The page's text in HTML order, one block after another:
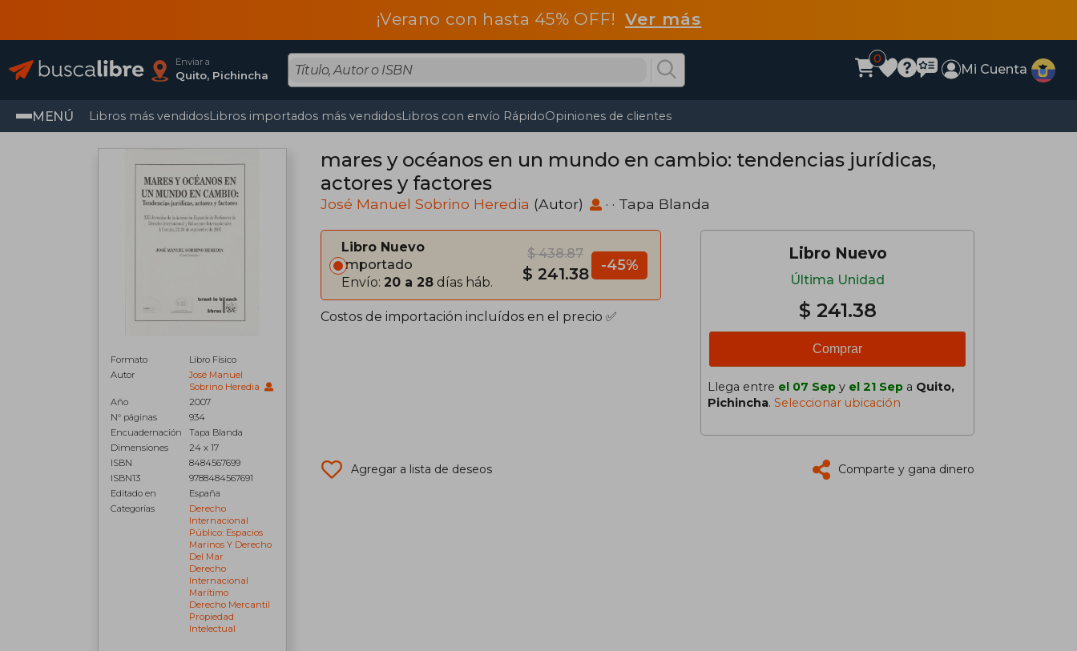
¡Verano con hasta 45% OFF!Ver más
Enviar a
Quito, Pichincha
0
Mi Cuenta
MENÚ Libros más vendidosLibros importados más vendidosLibros con envío RápidoOpiniones de clientes
Formato
Libro Físico
Autor
José Manuel
Sobrino Heredia
Año
2007
N° páginas
934
Encuadernación
Tapa Blanda
Dimensiones
24 x 17
ISBN
8484567699
ISBN13
9788484567691
Editado en
España
Categorías
Derecho
Internacional
Público: Espacios
Marinos Y Derecho
Del Mar
Derecho
Internacional
Marítimo
Derecho Mercantil
Propiedad
Intelectual
mares y océanos en un mundo en cambio: tendencias jurídicas,
actores y factores
José Manuel Sobrino Heredia (Autor) · · Tapa Blanda
Libro Nuevo
Importado
Envío: 20 a 28 días háb.
$ 438.87
$ 241.38 -45%
Costos de importación incluídos en el precio ✅
Libro Nuevo
Última Unidad
$ 241.38
Comprar
Llega entre el 07 Sep y el 21 Sep a Quito,
Pichincha. Seleccionar ubicación
Agregar a lista de deseos Comparte y gana dinero